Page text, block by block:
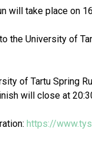
will take place on
the University of
of Tartu Spring
will close at
https://